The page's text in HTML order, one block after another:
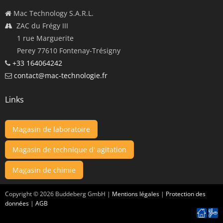
Mac Technology S.A.R.L.
ZAC du Frégy III
1 rue Marguerite
Perey 77610 Fontenay-Trésigny
+33 164064242
contact@mac-technologie.fr
Links
Magasin de laboratoire
Magasin de technique d' agitation
Magasin de chimie
Copyright ©2026 Buddeberg GmbH | Mentions légales | Protection des
données | AGB